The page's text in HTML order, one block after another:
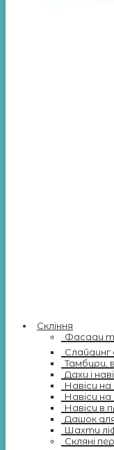
Скління
Фасади
Слайдинг
Тамбури,
Дахи і
Навіси
Навіси
Навіси в
Дашок
Шахти
Скляні